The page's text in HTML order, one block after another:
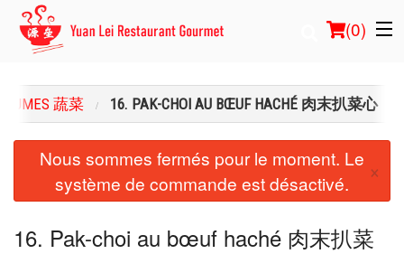
(0)
Commander en ligne
Emplacement
蔬菜 16. PAK-CHOI AU BŒUF HACHÉ 肉末扒菜心
Nous sommes fermés pour le moment. Le
système de commande est désactivé.
×
16. Pak-choi au bœuf haché 肉末扒菜